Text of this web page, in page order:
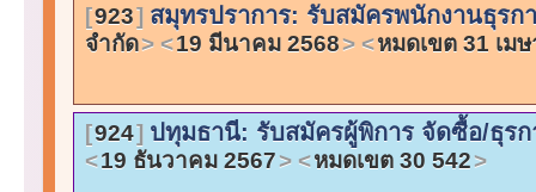
923 สมุทรปราการ: รับสมัครพนักงานธุรก
จำกัด 19 มีนาคม 2568 หมดเขต 31 เม
924 ปทุมธานี: รับสมัครผู้พิการ จัดซื้อ/ธุร
19 ธันวาคม 2567 หมดเขต 30 542